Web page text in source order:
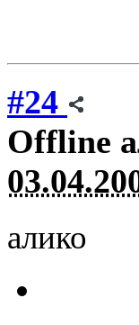
#24
Offline
алико